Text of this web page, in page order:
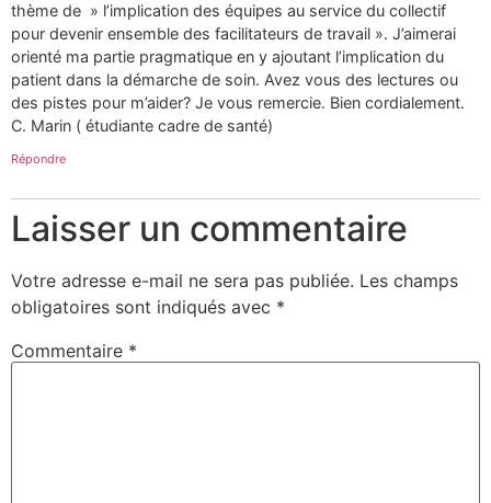
thème de » l’implication des équipes au service du collectif
pour devenir ensemble des facilitateurs de travail ». J’aimerai
orienté ma partie pragmatique en y ajoutant l’implication du
patient dans la démarche de soin. Avez vous des lectures ou
des pistes pour m’aider? Je vous remercie. Bien cordialement.
C. Marin ( étudiante cadre de santé)
Répondre
Laisser un commentaire
Votre adresse e-mail ne sera pas publiée. Les champs
obligatoires sont indiqués avec *
Commentaire *